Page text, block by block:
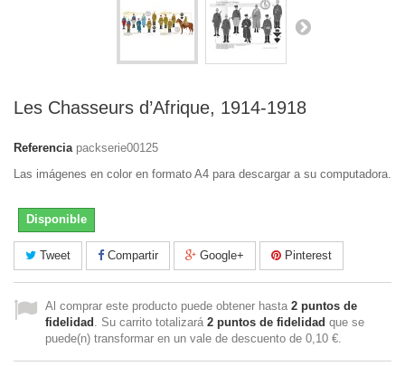
Les Chasseurs d’Afrique, 1914-1918
Referencia packserie00125
Las imágenes en color en formato A4 para descargar a su computadora.
Disponible
Tweet Compartir Google+ Pinterest
Al comprar este producto puede obtener hasta 2 puntos de
fidelidad . Su carrito totalizará 2 puntos de fidelidad que se
puede(n) transformar en un vale de descuento de 0,10 €.